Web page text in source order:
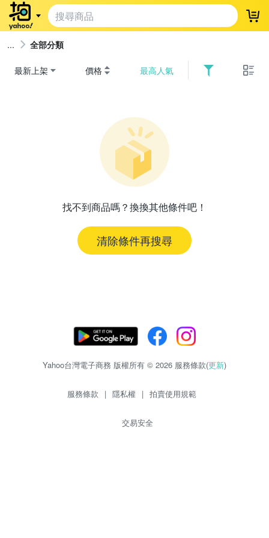
登
全部分類
最新上架 價格 最高人氣
找不到商品嗎？換換其他條件吧！
清除條件再搜尋
Yahoo台灣電子商務 版權所有 © 2026 服務條款(更新)
服務條款 | 隱私權 | 拍賣使用規範
交易安全